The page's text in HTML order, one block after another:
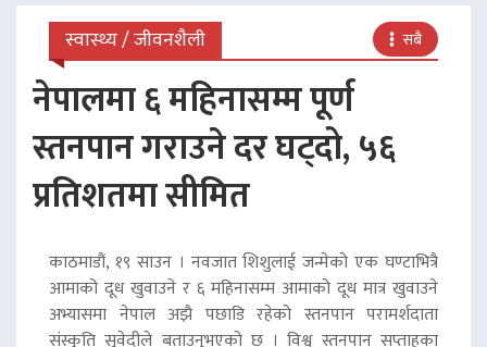
स्वास्थ्य / जीवनशैली सबै
नेपालमा ६ महिनासम्म पूर्ण
स्तनपान गराउने दर घट्दो, ५६
प्रतिशतमा सीमित
काठमाडौं, १९ साउन । नवजात शिशुलाई जन्मेको एक घण्टाभित्रै
आमाको दूध खुवाउने र ६ महिनासम्म आमाको दूध मात्र खुवाउने
अभ्यासमा नेपाल अझै पछाडि रहेको स्तनपान परामर्शदाता